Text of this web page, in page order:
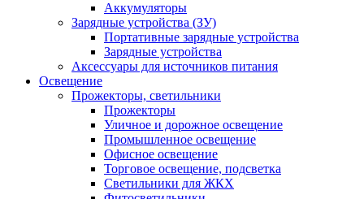
Аккумуляторы
Зарядные устройства (ЗУ)
Портативные зарядные устройства
Зарядные устройства
Аксессуары для источников питания
Освещение
Прожекторы, светильники
Прожекторы
Уличное и дорожное освещение
Промышленное освещение
Офисное освещение
Торговое освещение, подсветка
Светильники для ЖКХ